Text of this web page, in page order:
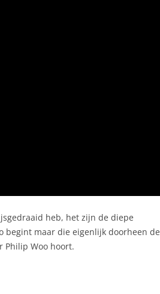
heb, het zijn de diepe
begint maar die eigenlijk doorheen de
Philip Woo hoort.